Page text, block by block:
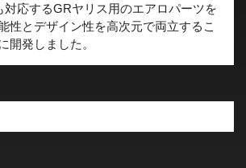
対応するGRヤリス用のエアロパーツを
性とデザイン性を高次元で両立するこ
開発しました。